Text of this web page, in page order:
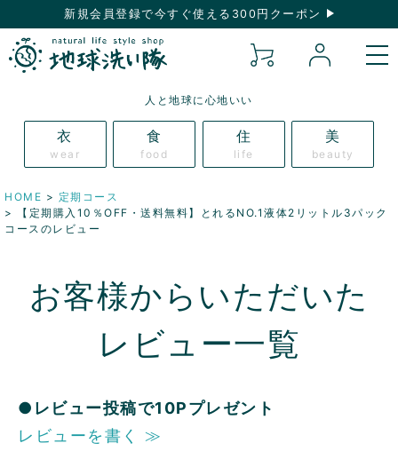
新規会員登録で今すぐ使える300円クーポン
人と地球に心地いい
衣
wear
食
food
住
life
美
beauty
HOME
定期コース
【定期購入10％OFF・送料無料】とれるNO.1液体2リットル3パック
コースのレビュー
お客様からいただいた
レビュー一覧
●レビュー投稿で10Pプレゼント
レビューを書く ≫